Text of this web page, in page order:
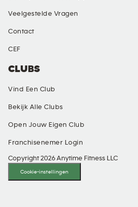
CLUBS
Vind Een Club
Bekijk Alle Clubs
Open Jouw Eigen Club
Franchisenemer Login
Veelgestelde Vragen
Contact
CEF
Copyright 2026 Anytime Fitness LLC
Cookie-instellingen